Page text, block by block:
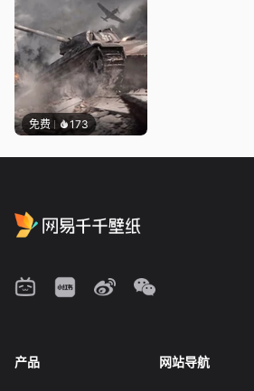
免费 173
产品 网站导航